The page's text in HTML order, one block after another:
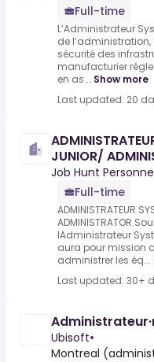
Full-time
L’Administrateur
de
sécurité des
manufacturier
en as... Show more
Last updated: 20
JUNIOR/
Job Hunt
Full-time
ADMINISTRATEUR
lAdministrateur
aura pour mission
administrer les éq...
Last updated: 30+
Ubisoft•
Montreal